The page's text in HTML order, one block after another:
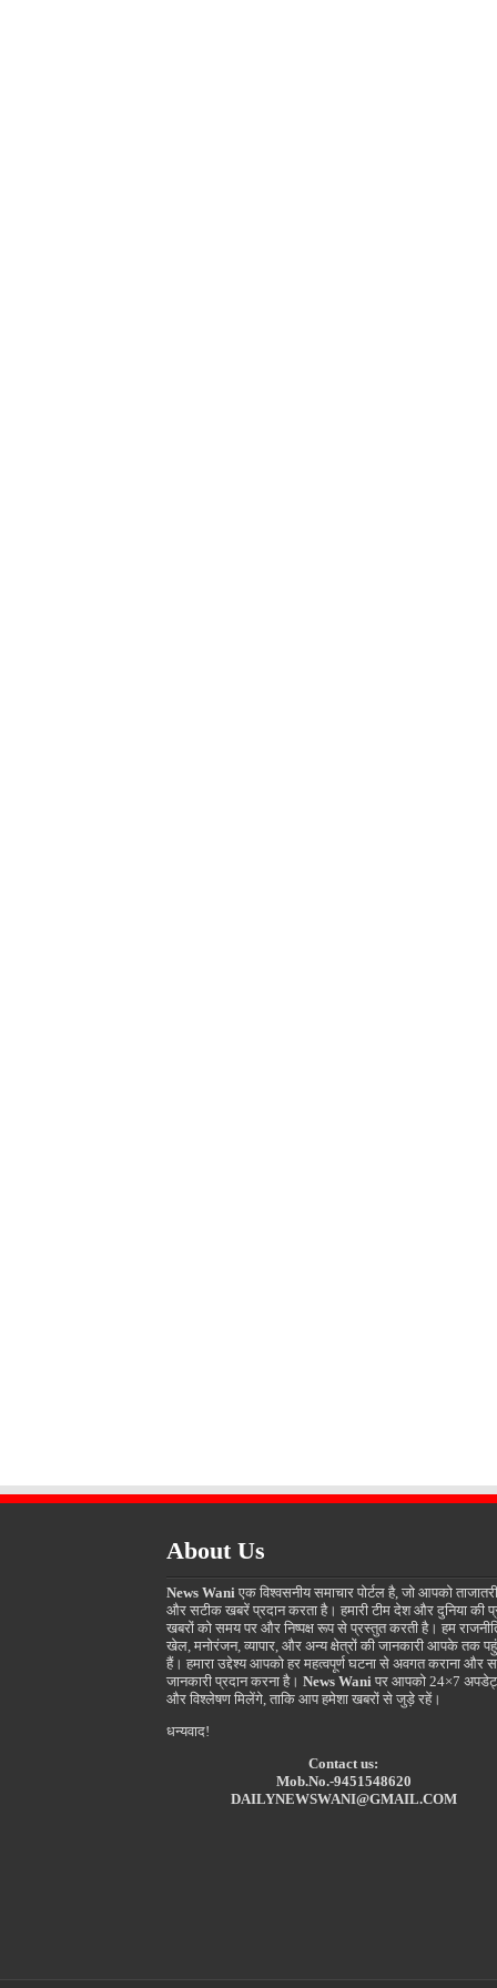
About Us
News Wani एक विश्वसनीय समाचार पोर्टल है, जो आपको
और सटीक खबरें प्रदान करता है। हमारी टीम देश और दुनिया की
खबरों को समय पर और निष्पक्ष रूप से प्रस्तुत करती है। हम
खेल, मनोरंजन, व्यापार, और अन्य क्षेत्रों की जानकारी आपके तक
हैं। हमारा उद्देश्य आपको हर महत्वपूर्ण घटना से अवगत कराना और
जानकारी प्रदान करना है। News Wani पर आपको 24×7
और विश्लेषण मिलेंगे, ताकि आप हमेशा खबरों से जुड़े रहें।
धन्यवाद!
Contact us:
Mob.No.-9451548620
DAILYNEWSWANI@GMAIL.COM